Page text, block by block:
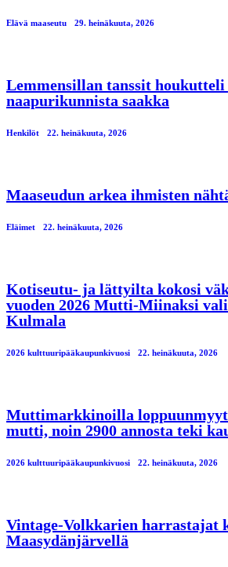
Elävä maaseutu 29. heinäkuuta, 2026
Lemmensillan tanssit houkutteli
naapurikunnista saakka
Henkilöt 22. heinäkuuta, 2026
Maaseudun arkea ihmisten
Eläimet 22. heinäkuuta, 2026
Kotiseutu- ja lättyilta kokosi
vuoden 2026 Mutti-Miinaksi
Kulmala
2026 kulttuuripääkaupunkivuosi 22. heinäkuuta, 2026
Muttimarkkinoilla
mutti, noin 2900 annosta teki
2026 kulttuuripääkaupunkivuosi 22. heinäkuuta, 2026
Vintage-Volkkarien harrastajat
Maasydänjärvellä